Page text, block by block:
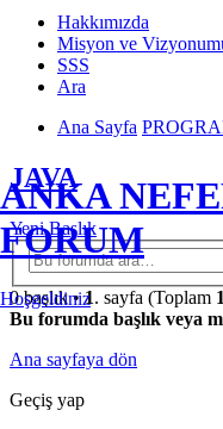
ANKA
FORUM
Hoşgeldiniz
Hakkımızda
Misyon ve
SSS
Ara
Ana Sayfa
JAVA
Yeni Başlık
0 başlık •1. sayfa (Toplam
Bu forumda başlık veya
Ana sayfaya dön
Geçiş yap